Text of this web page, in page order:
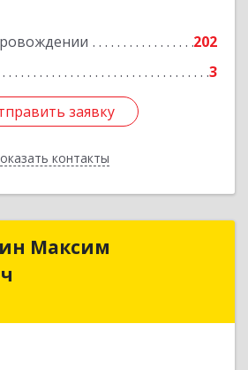
202
3
заявку
контакты
Подробнее
заявку
Назад
Максим
Добрынин Максим